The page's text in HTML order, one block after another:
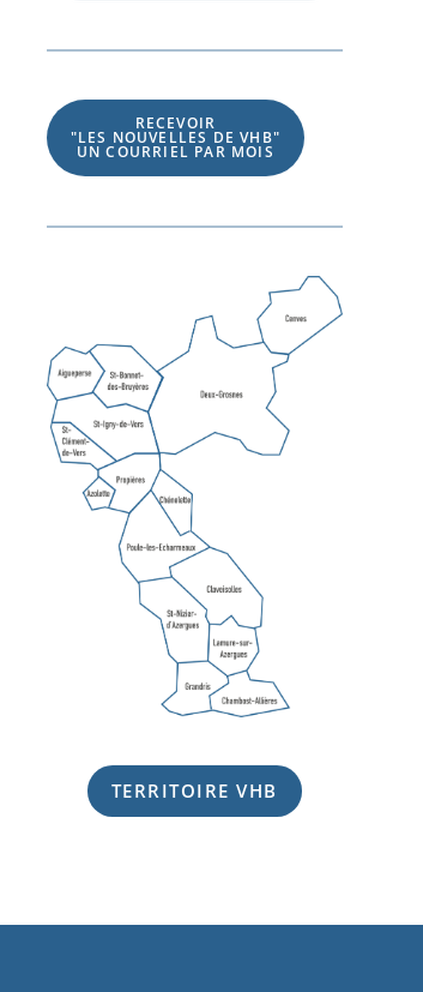
RECEVOIR
"LES NOUVELLES DE VHB"
UN COURRIEL PAR MOIS
TERRITOIRE VHB